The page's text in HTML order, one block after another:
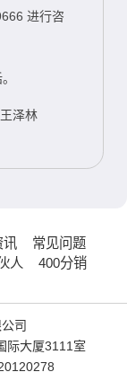
进行咨
泽林
讯
常见问题
人
400分销
司
际大厦3111室